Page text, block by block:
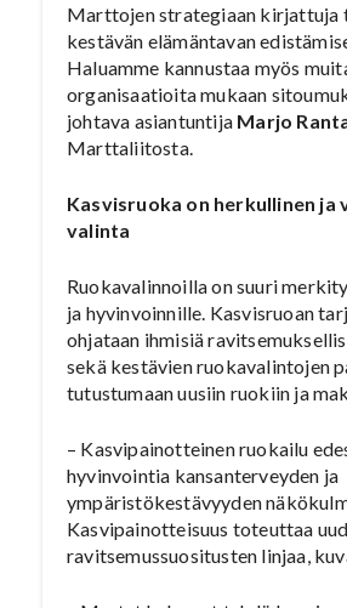
Marttojen strategiaan kirjattuja
kestävän elämäntavan
Haluamme kannustaa myös
organisaatioita mukaan
johtava asiantuntija Marjo
Marttaliitosta.
Kasvisruoka on herkullinen ja
valinta
Ruokavalinnoilla on suuri
ja hyvinvoinnille. Kasvisruoan
ohjataan ihmisiä
sekä kestävien ruokavalintojen
tutustumaan uusiin ruokiin ja
– Kasvipainotteinen ruokailu
hyvinvointia kansanterveyden ja
ympäristökestävyyden
Kasvipainotteisuus toteuttaa
ravitsemussuositusten linjaa,